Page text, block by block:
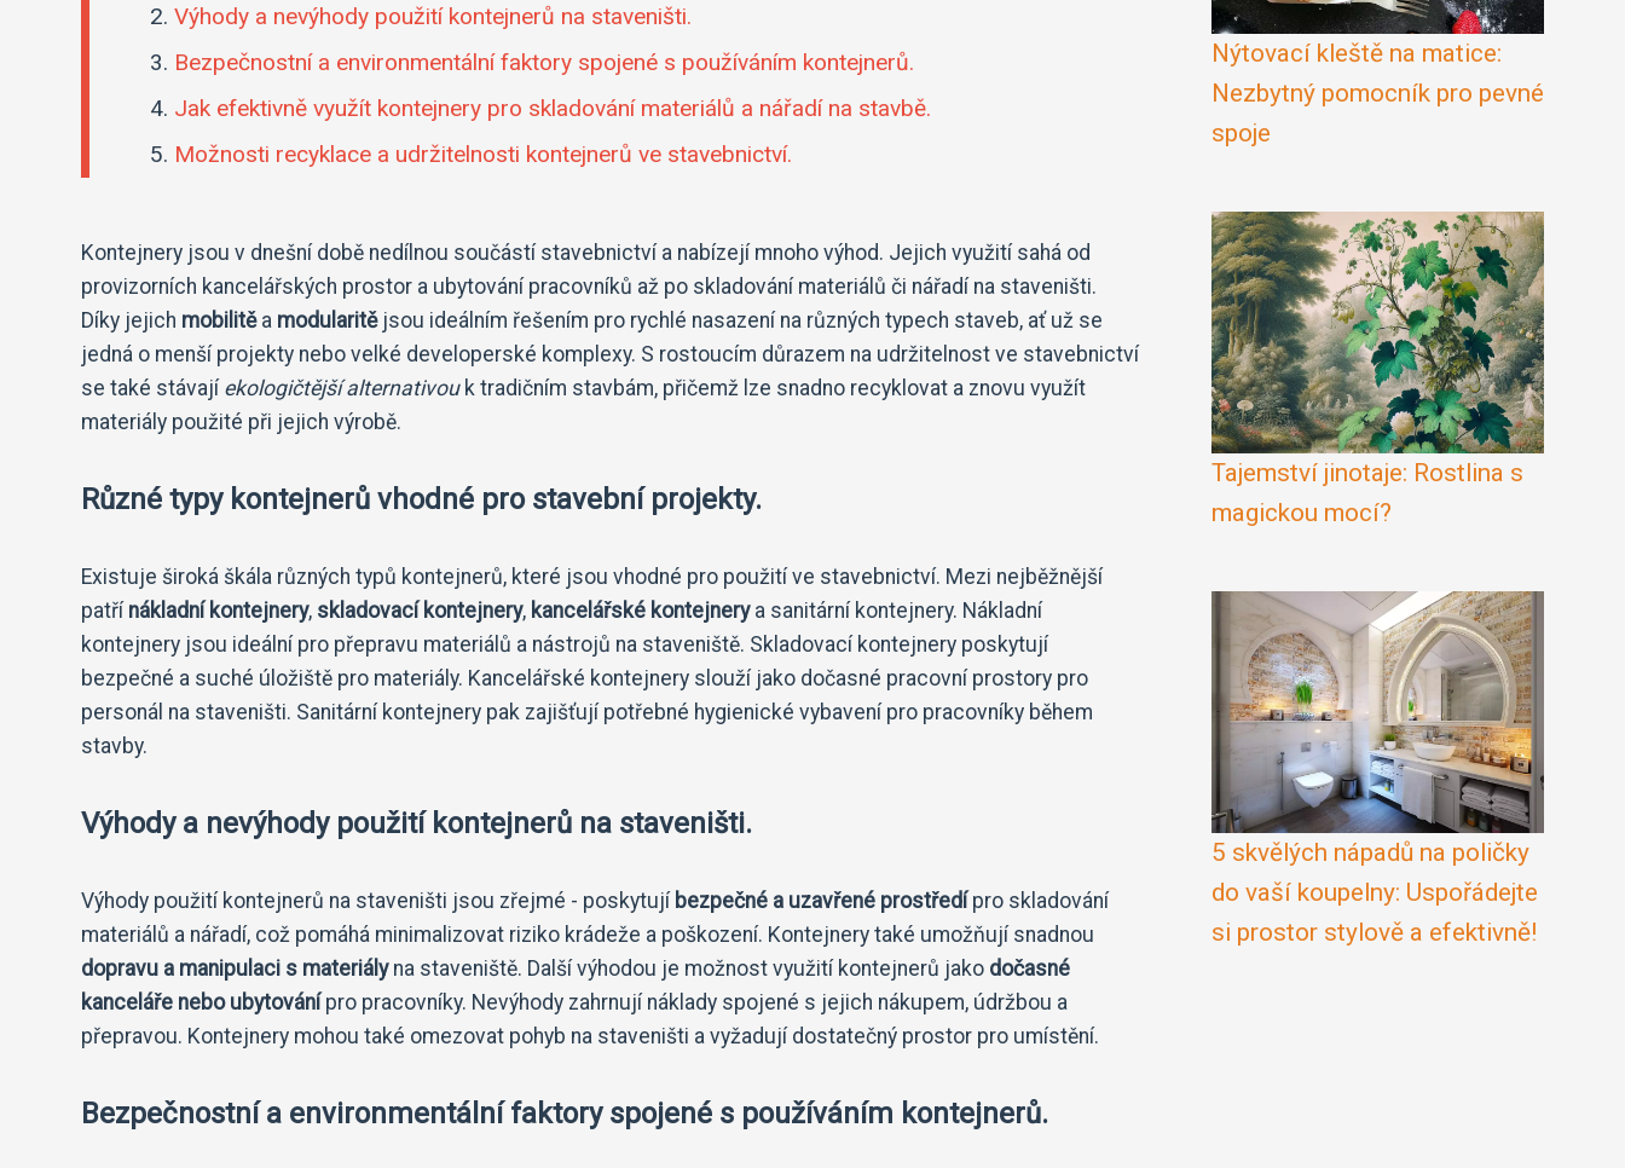
Výhody a nevýhody použití kontejnerů na staveništi.
Bezpečnostní a environmentální faktory spojené s používáním kontejnerů.
Jak efektivně využít kontejnery pro skladování materiálů a nářadí na stavbě.
Možnosti recyklace a udržitelnosti kontejnerů ve stavebnictví.
Kontejnery jsou v dnešní době nedílnou součástí stavebnictví a nabízejí mnoho výhod. Jejich využití sahá od
provizorních kancelářských prostor a ubytování pracovníků až po skladování materiálů či nářadí na staveništi.
Díky jejich mobilitěa modularitějsou ideálním řešením pro rychlé nasazení na různých typech staveb, ať už se
jedná o menší projekty nebo velké developerské komplexy. S rostoucím důrazem na udržitelnost ve stavebnictví
se také stávají ekologičtější alternativouk tradičním stavbám, přičemž lze snadno recyklovat a znovu využít
materiály použité při jejich výrobě.
Různé typy kontejnerů vhodné pro stavební projekty.
Existuje široká škála různých typů kontejnerů, které jsou vhodné pro použití ve stavebnictví. Mezi nejběžnější
patří nákladní kontejnery, skladovací kontejnery, kancelářské kontejnerya sanitární kontejnery. Nákladní
kontejnery jsou ideální pro přepravu materiálů a nástrojů na staveniště. Skladovací kontejnery poskytují
bezpečné a suché úložiště pro materiály. Kancelářské kontejnery slouží jako dočasné pracovní prostory pro
personál na staveništi. Sanitární kontejnery pak zajišťují potřebné hygienické vybavení pro pracovníky během
stavby.
Výhody a nevýhody použití kontejnerů na staveništi.
Výhody použití kontejnerů na staveništi jsou zřejmé - poskytují bezpečné a uzavřené prostředípro skladování
materiálů a nářadí, což pomáhá minimalizovat riziko krádeže a poškození. Kontejnery také umožňují snadnou
dopravu a manipulaci s materiályna staveniště. Další výhodou je možnost využití kontejnerů jako dočasné
kanceláře nebo ubytovánípro pracovníky. Nevýhody zahrnují náklady spojené s jejich nákupem, údržbou a
přepravou. Kontejnery mohou také omezovat pohyb na staveništi a vyžadují dostatečný prostor pro umístění.
Bezpečnostní a environmentální faktory spojené s používáním kontejnerů.
Nýtovací kleště na matice:
Nezbytný pomocník pro pevné
spoje
Tajemství jinotaje: Rostlina s
magickou mocí?
5 skvělých nápadů na poličky
do vaší koupelny: Uspořádejte
si prostor stylově a efektivně!